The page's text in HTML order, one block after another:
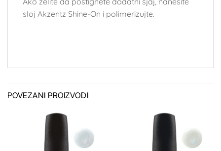
sloj Akzentz Shine-On i polimerizujte.
POVEZANI PROIZVODI